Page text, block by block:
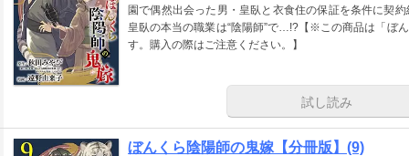
園で偶然出会った男・皇臥と衣食住の保証を条件に契
皇臥の本当の職業は“陰陽師”で…!?【※この商品は「ぼ
す。購入の際はご注意ください。】
試し読み
ぼんくら陰陽師の鬼嫁【分冊版】(9)